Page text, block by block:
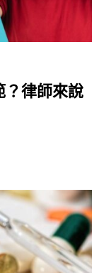
？律師來說